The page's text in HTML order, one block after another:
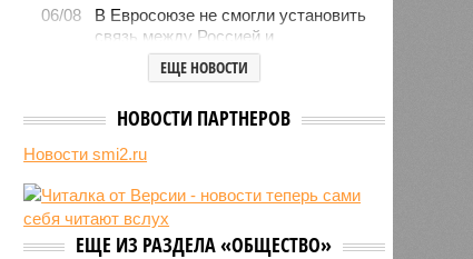
06/08
В Евросоюзе не смогли установить
связь между Россией и
миграционным кризисом в Сеуте
Ямпольская объяснила причины
ведущие вузы страны
06/08
Euractiv: закрытие границы с
экономики Финляндии
06/08
Минобрнауки осенью примет
решение о правилах приёма на
ЕЩЕ НОВОСТИ
НОВОСТИ ПАРТНЕРОВ
Новости smi2.ru
ЕЩЕ ИЗ РАЗДЕЛА «ОБЩЕСТВО»